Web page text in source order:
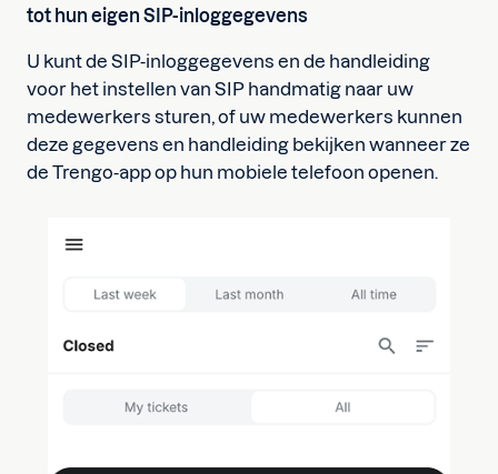
tot hun eigen SIP-inloggegevens
U kunt de SIP-inloggegevens en de handleiding
voor het instellen van SIP handmatig naar uw
medewerkers sturen, of uw medewerkers kunnen
deze gegevens en handleiding bekijken wanneer ze
de Trengo-app op hun mobiele telefoon openen.